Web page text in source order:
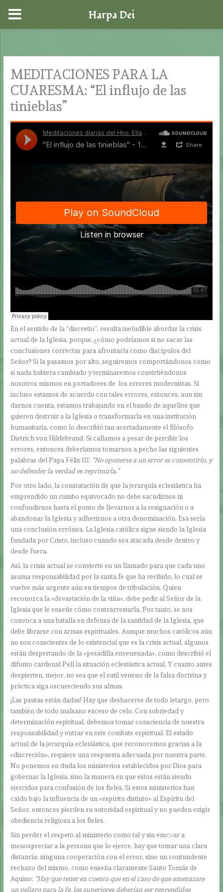
contenido
MEDITACIONES PARA LA
CUARESMA: “El influjo de las
tinieblas”
En el sentido de la “discretio”, resulta ineludible abordar la crisis
actual de la Iglesia, porque, ¿cómo podríamos si no sacar las
conclusiones correctas para afrontarla como discípulos del
Señor? Si la pasamos por alto, seguiremos comportándonos como
si nada hubiera cambiado y terminaremos convirtiéndonos
nosotros mismos en portadores de los errores modernistas. Si
incluso estamos de acuerdo con tales errores, entonces, aun sin
darnos cuenta, estamos trabajando en el bando de aquellos que
quieren destruir a la Iglesia o transformarla en una institución
humanitaria, como lo describió tan acertadamente el filósofo
Dietrich von Hildebrand. Si callamos a pesar de percibir los
errores, entonces deberíamos tomarnos a pecho las siguientes
palabras del Papa Félix III: “No oponerse a un error es consentirlo, y
no defender la verdad es reprimirla.”
Por otro lado, la constatación de que la jerarquía eclesiástica ha
emprendido un rumbo equivocado no debe sacudirnos ni
confundirnos hasta el punto de llevarnos a la resignación o a
abandonar la Iglesia y adherirnos a otra denominación. Esa sería
una conclusión errónea. La Iglesia católica sigue siendo la Iglesia
fundada por Cristo, incluso cuando sea atacada desde dentro y
desde fuera.
Así, la crisis actual se convierte en un llamado para que cada uno
asuma responsabilidad por la santa fe que ha recibido, lo cual se
vuelve más urgente aún en tiempos de tribulación. Quien
reconozca la «devastación de la viña», debe pedir al Señor de la
Iglesia que le enseñe cómo contrarrestarla. Por tanto, se nos
convoca a una batalla en defensa de la santidad de la Iglesia, que
debe librarse con armas espirituales. Aunque muchos católicos aún
no son conscientes de lo existencial que es la crisis actual, algunos
están despertando de la «pesadilla envenenada», como describió el
difunto cardenal Pell la situación eclesiástica actual. Y cuanto antes
despierten, mejor, no sea que el sutil veneno de la falsa doctrina y
práctica siga oscureciendo sus almas.
¡Las pautas están dadas! Hay que deshacerse de todo letargo, pero
también de todo malsano exceso de celo. Con sobriedad y
determinación espiritual, debemos tomar consciencia de nuestra
responsabilidad y entrar en este combate espiritual. El estado
actual de la jerarquía eclesiástica, que reconocemos gracias a la
«discreción», requiere una respuesta adecuada por nuestra parte.
No ponemos en duda los ministerios establecidos por Dios para
gobernar la Iglesia, sino la manera en que estos están siendo
ejercidos para confusión de los fieles. Si estos ministerios han
caído bajo la influencia de un «espíritu distinto» al Espíritu del
Señor, entonces pierden su autoridad espiritual y no pueden exigir
obediencia religiosa a los fieles.
Sin perder el respeto al ministerio como tal y sin empezar a
menospreciar a la persona que lo ejerce, hay que tomar una clara
distancia: ninguna cooperación con el error, sino un contundente
rechazo del mismo, como enseña claramente Santo Tomás de
Aquino: “Hay que tener en cuenta que en el caso de que amenazare
un peligro para la fe, los superiores deberían ser reprendidos
Harpa Dei